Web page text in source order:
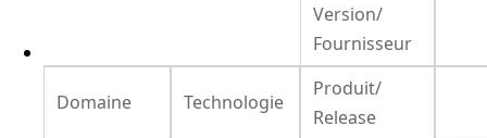
Version/
Fournisseur
Domaine Technologie
Produit/
Release